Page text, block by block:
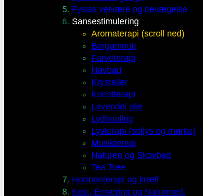
Fysisk velvære og bevægelse
Sansestimulering
Aromaterapi (scroll ned)
Bergamotte
Farveterapi
Havbad
Krystaller
Kunstterapi
Lavendel olie
Lydhealing
Lysterapi (sollys og mørke)
Musikterapi
Naturen og Skovbad
Tea Tree
Hormonterapi og kræft
Kost, Ernæring og Naturmed.